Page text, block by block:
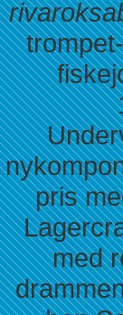
pris
med